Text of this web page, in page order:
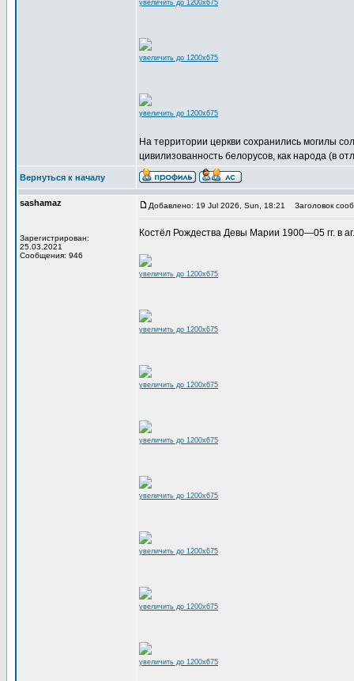
увеличить до 1200x675
увеличить до 1200x675
увеличить до 1200x675
На территории церкви сохранились могилы
цивилизованность белорусов, как народа (в
Вернуться к началу
sashamaz
Зарегистрирован:
25.03.2021
Сообщения: 946
Добавлено: 19 Jul 2026, Sun, 18:21 Заголовок
Костёл Рождества Девы Марии 1900—05 гг. в
увеличить до 1200x675
увеличить до 1200x675
увеличить до 1200x675
увеличить до 1200x675
увеличить до 1200x675
увеличить до 1200x675
увеличить до 1200x675
увеличить до 1200x675